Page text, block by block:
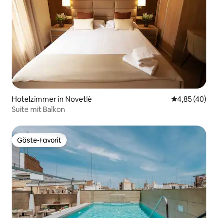
Hotelzimmer in Novetlè
4,85 (40)
Suite mit Balkon
Gäste-Favorit
Gäste-Favorit